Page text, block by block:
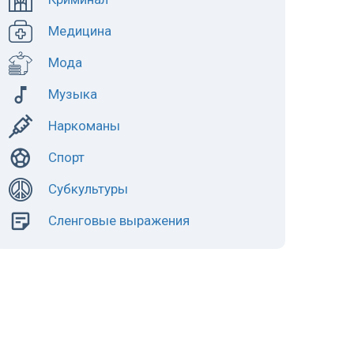
Медицина
Мода
Музыка
Наркоманы
Спорт
Субкультуры
Сленговые выражения